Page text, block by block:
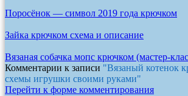
Поросёнок — символ 2019 года крючком
Зайка крючком схема и описание
Вязаная собачка мопс крючком (мастер-
Комментарии к записи "Вязаный котенок
схемы игрушки своими руками"
Перейти к форме комментирования